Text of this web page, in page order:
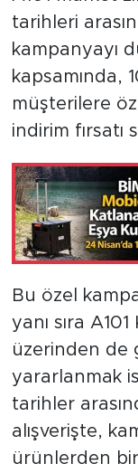
tarihleri
kampanyayı
kapsamında,
müşterilere
indirim fırsatı
Bu özel
yanı sıra
üzerinden de
yararlanmak
tarihler
alışverişte,
ürünlerden